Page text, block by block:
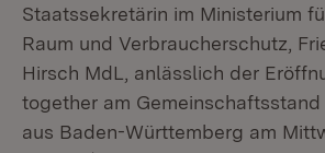
Staatssekretärin im Ministerium
Raum und Verbraucherschutz,
Hirsch MdL, anlässlich der
together am Gemeinschaftsstand
aus Baden-Württemberg am